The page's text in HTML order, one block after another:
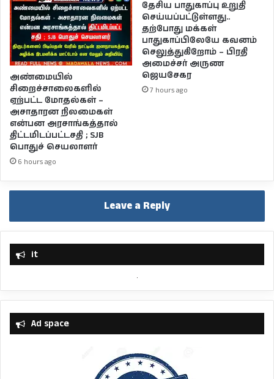
அண்மையில்
சிறைச்சாலைகளில்
ஏற்பட்ட மோதல்கள் –
அசாதாரன நிலமைகள்
என்பன அரசாங்கத்தால்
திட்டமிடப்பட்டசதி ; SJB
பொதுச் செயலாளர்
6 hours ago
தேசிய பாதுகாப்பு உறுதி
செய்யப்பட்டுள்ளது..
தற்போது மக்கள்
பாதுகாப்பிலேயே கவனம்
செலுத்துகிறோம் – பிரதி
அமைச்சர் அருண
ஜெயசேகர
7 hours ago
Leave a Reply
it
Ad space